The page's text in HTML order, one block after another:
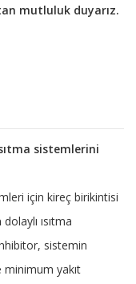
mutluluk duyarız.
sistemlerini
için kireç birikintisi
ısıtma
sistemin
yakıt